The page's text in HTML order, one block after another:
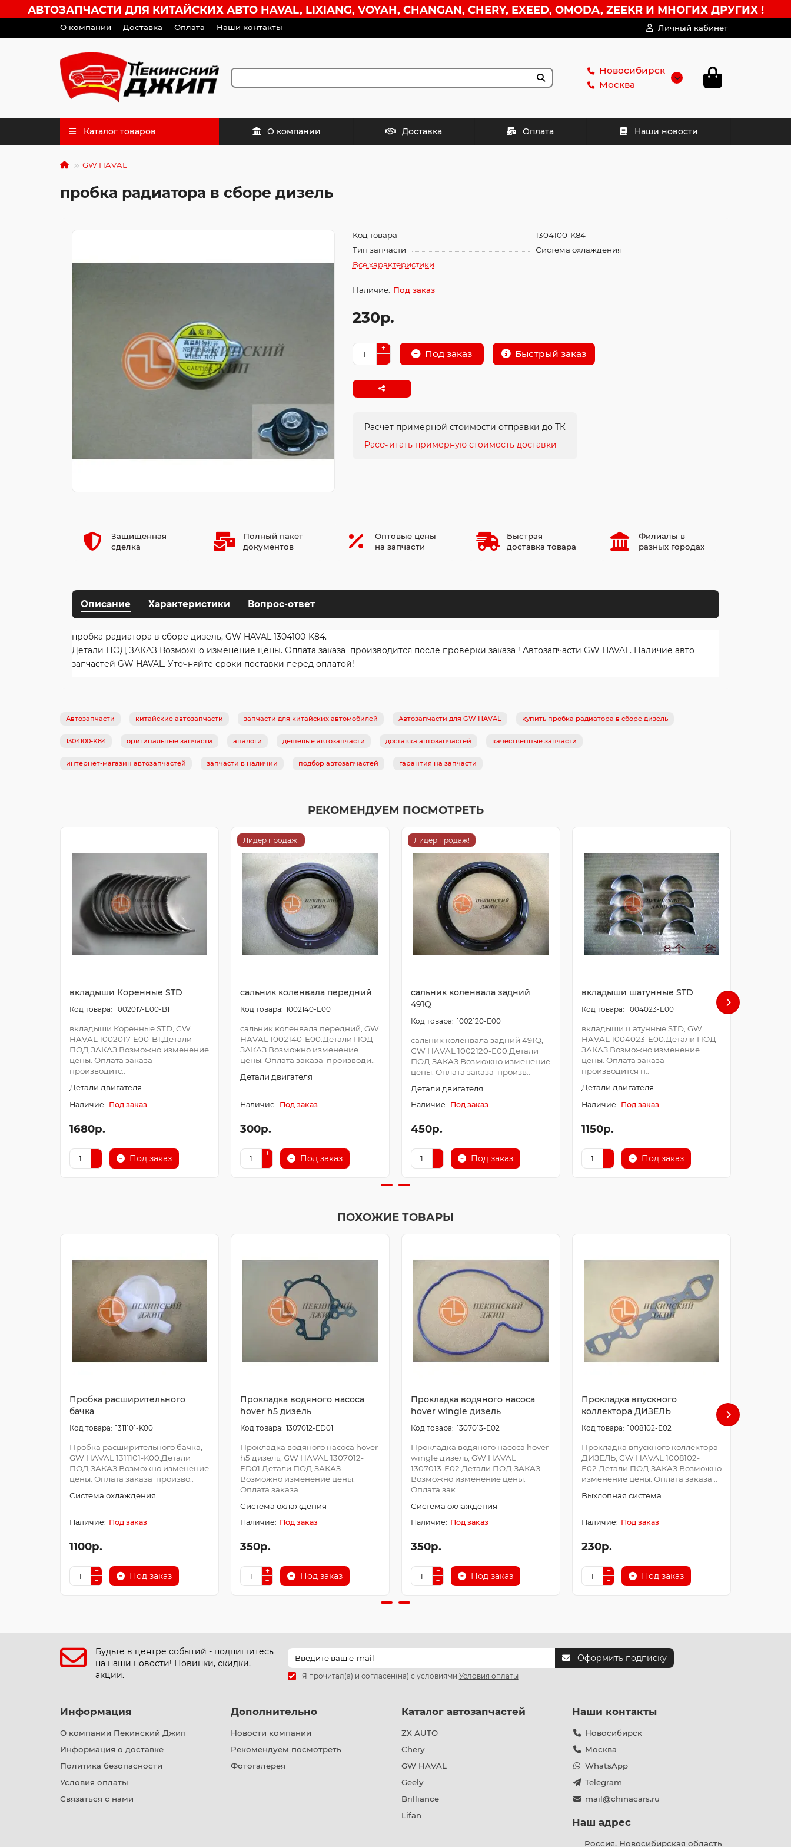
АВТОЗАПЧАСТИ ДЛЯ КИТАЙСКИХ АВТО HAVAL, LIXIANG, VOYAH, CHANGAN, CHERY, EXEED, OMODA, ZEEKR И МНОГИХ ДРУГИХ !
О компании Доставка Оплата Наши контакты Личный кабинет
Новосибирск
Москва
Каталог товаров О компании Доставка Оплата Наши новости
GW HAVAL
пробка радиатора в сборе дизель
Код товара
1304100-K84
Тип запчасти
Система охлаждения
Все характеристики
Под заказ
230р.
Под заказ Быстрый заказ
Расчет примерной стоимости отправки до ТК
Рассчитать примерную стоимость доставки
Защищенная
сделка
Полный пакет
документов
Оптовые цены
на запчасти
Быстрая
доставка товара
Филиалы в
разных городах
Описание Характеристики Вопрос-ответ
пробка радиатора в сборе дизель, GW HAVAL 1304100-K84.
Детали ПОД ЗАКАЗ Возможно изменение цены. Оплата заказа производится после проверки заказа ! Автозапчасти GW HAVAL. Наличие авто
запчастей GW HAVAL. Уточняйте сроки поставки перед оплатой!
Автозапчасти китайские автозапчасти запчасти для китайских автомобилей Автозапчасти для GW HAVAL купить пробка радиатора в сборе дизель
1304100-K84 оригинальные запчасти аналоги дешевые автозапчасти доставка автозапчастей качественные запчасти
интернет-магазин автозапчастей запчасти в наличии подбор автозапчастей гарантия на запчасти
РЕКОМЕНДУЕМ ПОСМОТРЕТЬ
вкладыши Коренные STD
1002017-E00-B1
вкладыши Коренные STD, GW
HAVAL 1002017-E00-B1.Детали
ПОД ЗАКАЗ Возможно изменение
цены. Оплата заказа
производитс..
Детали двигателя
Под заказ
1680р.
Под заказ
Лидер продаж!
сальник коленвала передний
1002140-E00
сальник коленвала передний, GW
HAVAL 1002140-E00.Детали ПОД
ЗАКАЗ Возможно изменение
цены. Оплата заказа производи..
Детали двигателя
Под заказ
300р.
Под заказ
Лидер продаж!
сальник коленвала задний
491Q
1002120-E00
сальник коленвала задний 491Q,
GW HAVAL 1002120-E00.Детали
ПОД ЗАКАЗ Возможно изменение
цены. Оплата заказа произв..
Детали двигателя
Под заказ
450р.
Под заказ
вкладыши шатунные STD
1004023-E00
вкладыши шатунные STD, GW
HAVAL 1004023-E00.Детали ПОД
ЗАКАЗ Возможно изменение
цены. Оплата заказа
производится п..
Детали двигателя
Под заказ
1150р.
Под заказ
ПОХОЖИЕ ТОВАРЫ
Пробка расширительного
бачка
1311101-K00
Пробка расширительного бачка,
GW HAVAL 1311101-K00.Детали
ПОД ЗАКАЗ Возможно изменение
цены. Оплата заказа произво..
Система охлаждения
Под заказ
1100р.
Под заказ
Прокладка водяного насоса
hover h5 дизель
1307012-ED01
Прокладка водяного насоса hover
h5 дизель, GW HAVAL 1307012-
ED01.Детали ПОД ЗАКАЗ
Возможно изменение цены.
Оплата заказа..
Система охлаждения
Под заказ
350р.
Под заказ
Прокладка водяного насоса
hover wingle дизель
1307013-E02
Прокладка водяного насоса hover
wingle дизель, GW HAVAL
1307013-E02.Детали ПОД ЗАКАЗ
Возможно изменение цены.
Оплата зак..
Система охлаждения
Под заказ
350р.
Под заказ
Прокладка впускного
коллектора ДИЗЕЛЬ
1008102-E02
Прокладка впускного коллектора
ДИЗЕЛЬ, GW HAVAL 1008102-
E02.Детали ПОД ЗАКАЗ Возможно
изменение цены. Оплата заказа ..
Выхлопная система
Под заказ
230р.
Под заказ
Будьте в центре событий - подпишитесь
на наши новости! Новинки, скидки,
акции.
Оформить подписку
Я прочитал(а) и согласен(на) с условиями Условия оплаты
Информация
О компании Пекинский Джип
Информация о доставке
Политика безопасности
Условия оплаты
Связаться с нами
Дополнительно
Новости компании
Рекомендуем посмотреть
Фотогалерея
Каталог автозапчастей
ZX AUTO
Chery
GW HAVAL
Geely
Brilliance
Lifan
Наши контакты
Новосибирск
Москва
WhatsApp
Telegram
mail@chinacars.ru
Наш адрес
Россия, Новосибирская область